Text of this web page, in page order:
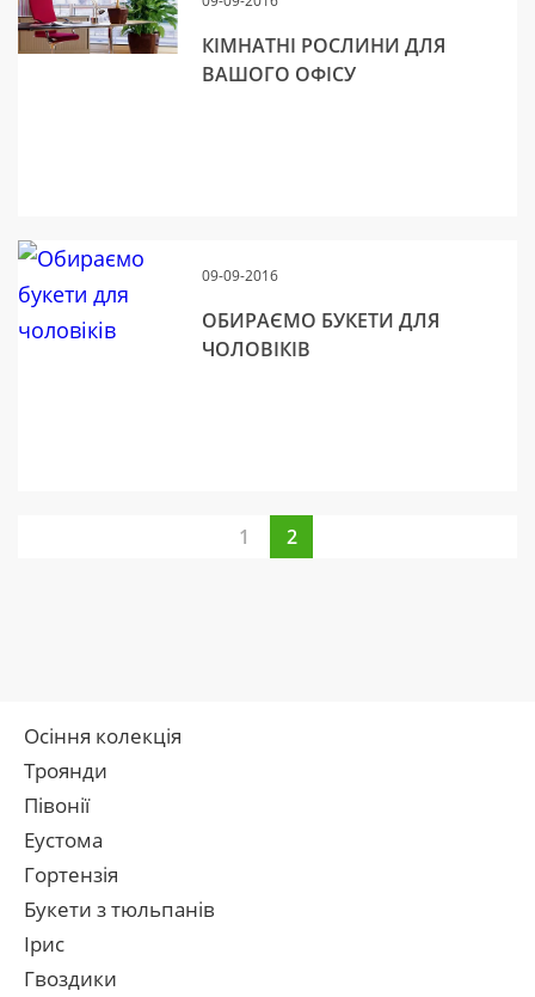
КІМНАТНІ РОСЛИНИ ДЛЯ
ВАШОГО ОФІСУ
09-09-2016
ОБИРАЄМО БУКЕТИ ДЛЯ
ЧОЛОВІКІВ
1 2
Осіння колекція
Троянди
Півонії
Еустома
Гортензія
Букети з тюльпанів
Ірис
Гвоздики